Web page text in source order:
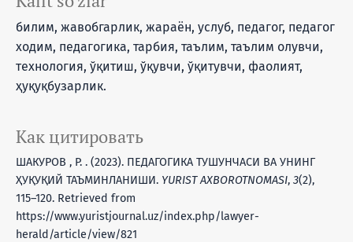
билим, жавобгарлик, жараён, услуб, педагог, педагог
ходим, педагогика, тарбия, таълим, таълим олувчи,
технология, ўқитиш, ўқувчи, ўқитувчи, фаолият,
ҳуқуқбузарлик.
Как цитировать
ШАКУРОВ , Р. . (2023). ПЕДАГОГИКА ТУШУНЧАСИ ВА УНИНГ
ҲУҚУҚИЙ ТАЪМИНЛАНИШИ. YURIST AXBOROTNOMASI, 3(2),
115–120. Retrieved from
https://www.yuristjournal.uz/index.php/lawyer-
herald/article/view/821